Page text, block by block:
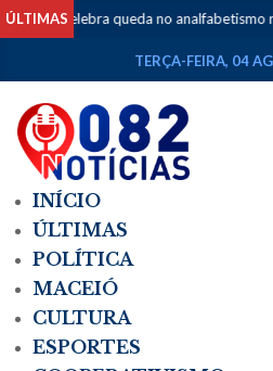
ÚLTIMASqueda no analfabetismo reforçando
TERÇA-FEIRA, 04
INÍCIO
ÚLTIMAS
POLÍTICA
MACEIÓ
CULTURA
ESPORTES